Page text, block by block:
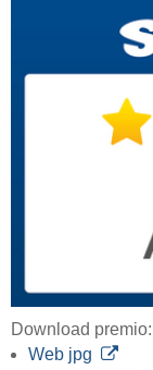
Download premio:
Web jpg